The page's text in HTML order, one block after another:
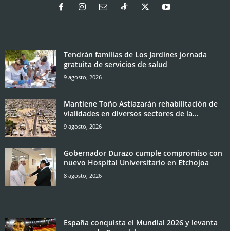
Tendrán familias de Los Jardines jornada
gratuita de servicios de salud
9 agosto, 2026
Mantiene Toño Astiazarán rehabilitación de
vialidades en diversos sectores de la...
9 agosto, 2026
Gobernador Durazo cumple compromiso con
nuevo Hospital Universitario en Etchojoa
8 agosto, 2026
España conquista el Mundial 2026 y levanta